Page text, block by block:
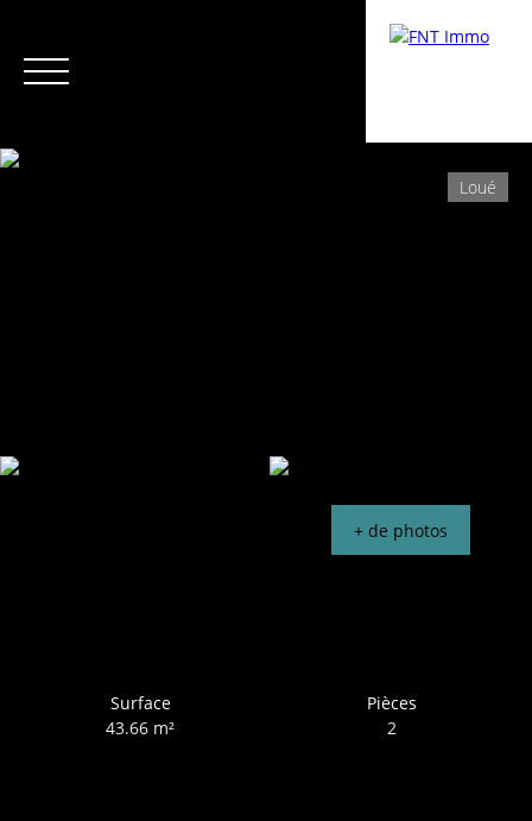
Loué
+ de photos
Surface
43.66 m²
Pièces
2